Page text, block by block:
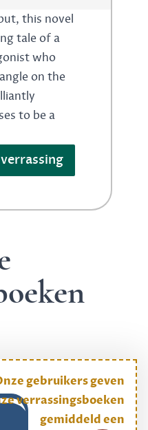
this novel
tale of a
who
on the
to be a
gebruikers geven
verrassingsboeken
gemiddeld een